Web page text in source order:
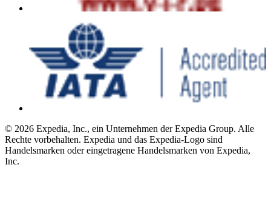
© 2026 Expedia, Inc., ein Unternehmen der Expedia Group. Alle
Rechte vorbehalten. Expedia und das Expedia-Logo sind
Handelsmarken oder eingetragene Handelsmarken von Expedia,
Inc.